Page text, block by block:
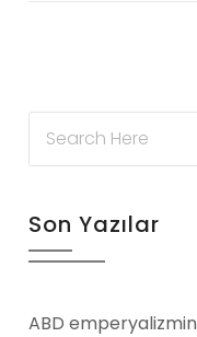
Son Yazılar
ABD